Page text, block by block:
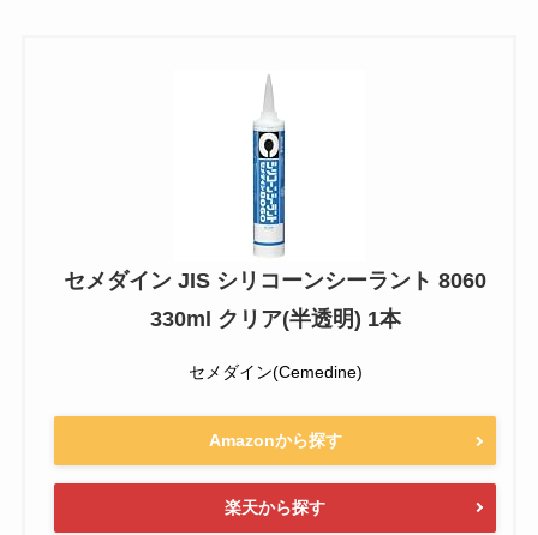
セメダイン JIS シリコーンシーラント 8060
330ml クリア(半透明) 1本
セメダイン(Cemedine)
Amazonから探す
楽天から探す